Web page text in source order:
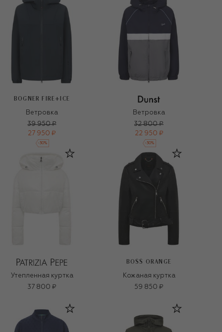
BOGNER FIRE+ICE
Ветровка
39 950 ₽
27 950 ₽
-30%
Ветровка
32 800 ₽
22 950 ₽
-30%
Утепленная куртка
37 800 ₽
BOSS ORANGE
Кожаная куртка
59 850 ₽